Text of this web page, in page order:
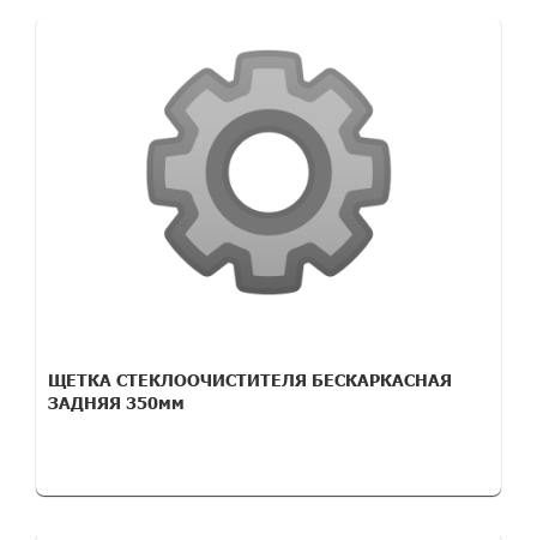
ЩЕТКА СТЕКЛООЧИСТИТЕЛЯ БЕСКАРКАСНАЯ
ЗАДНЯЯ 350мм